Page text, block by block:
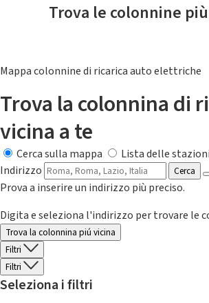
Trova le colonnine
Mappa colonnine di ricarica auto elettriche
Trova la colonnina di
vicina a te
Cerca sulla mappa
Lista delle stazioni
Indirizzo
Cerca
Prova a inserire un indirizzo più preciso.
Digita e seleziona l'indirizzo per trovare le
Trova la colonnina piú vicina
Filtri
Filtri
Seleziona i filtri